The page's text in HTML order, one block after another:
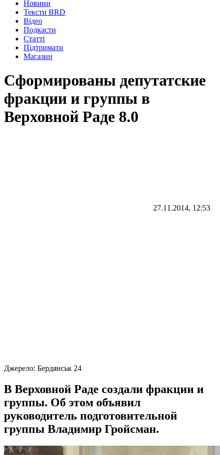
Новини
Тексти BRD
Відео
Подкасти
Статті
Підтримати
Магазин
Сформированы депутатские
фракции и группы в
Верховной Раде 8.0
27.11.2014, 12:53
Джерело: Бердянськ 24
В Верховной Раде создали фракции и
группы. Об этом объявил
руководитель подготовительной
группы Владимир Гройсман.